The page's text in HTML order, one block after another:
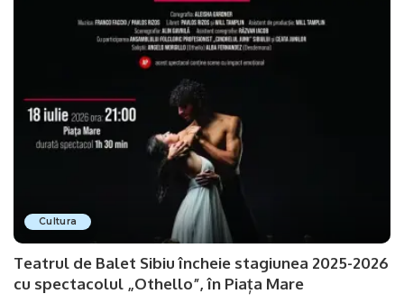
Cultura
Teatrul de Balet Sibiu încheie stagiunea 2025-2026
cu spectacolul „Othello”, în Piața Mare